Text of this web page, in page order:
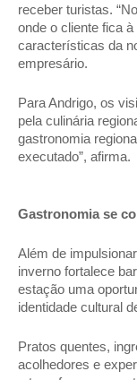
receber turistas.
onde o cliente fica
características da
empresário.
Para Andrigo, os
pela culinária
gastronomia
executado”, afirma.
Gastronomia se
Além de
inverno fortalece
estação uma
identidade cultural
Pratos quentes,
acolhedores e